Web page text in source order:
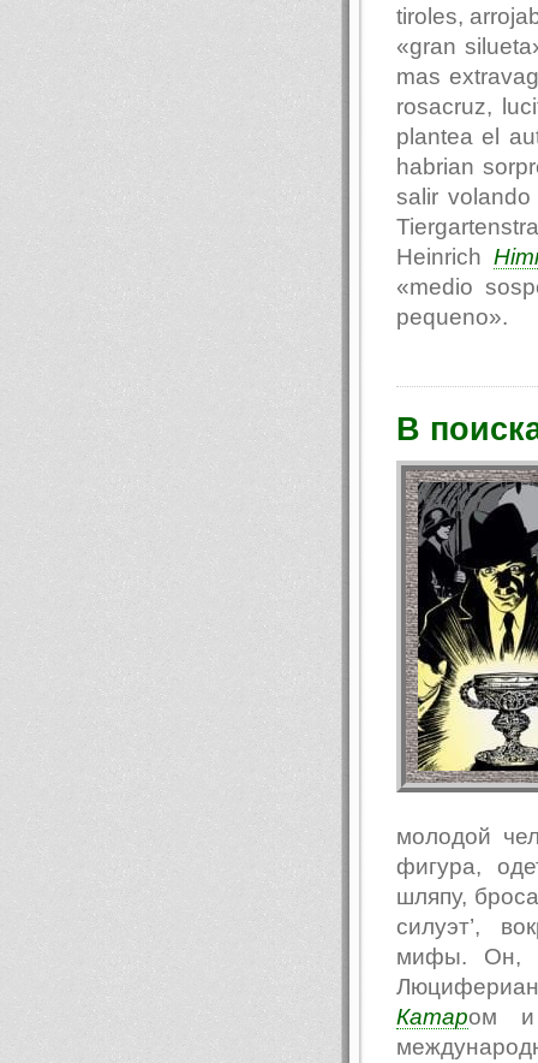
tiroles,
«gran
mas
rosacruz,
plantea el
habrian
salir
Heinrich
«medio
pequeno».
В
молодой
фигура,
шляпу,
силуэт’,
мифы. Он,
Катаром и